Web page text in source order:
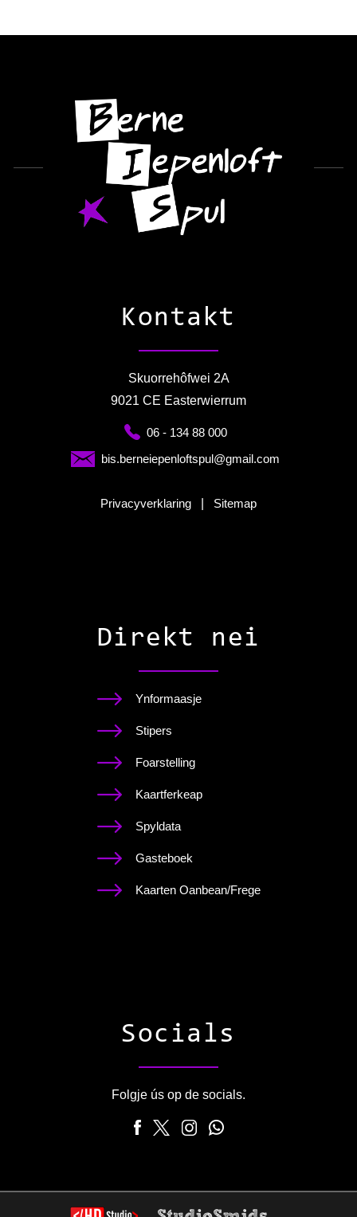
Kontakt
Skuorrehôfwei 2A
9021 CE Easterwierrum
06 - 134 88 000
bis.berneiepenloftspul@gmail.com
Privacyverklaring Sitemap
Direkt nei
Ynformaasje
Stipers
Foarstelling
Kaartferkeap
Spyldata
Gasteboek
Kaarten Oanbean/Frege
Socials
Folgje ús op de socials.